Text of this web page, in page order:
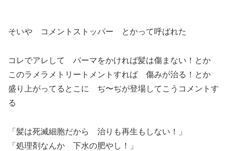
そいや コメントストッパー とかって呼ばれた
コレでアレして パーマをかければ髪は傷まない！とか
このラメラメトリートメントすれば 傷みが治る！とか
盛り上がってるとこに ぢ〜ぢが登場してこうコメントす
る
「髪は死滅細胞だから 治りも再生もしない！」
「処理剤なんか 下水の肥やし！」